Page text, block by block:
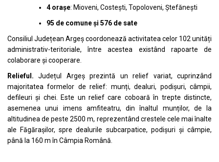
4 orașe: Mioveni, Costești, Topoloveni, Ștefănești
95 de comune și 576 de sate
Consiliul Județean Argeș coordonează activitatea celor 102 unități
administrativ-teritoriale, între acestea existând rapoarte de
colaborare și cooperare.
Relieful.Județul Argeș prezintă un relief variat, cuprinzând
majoritatea formelor de relief: munți, dealuri, podișuri, câmpii,
defileuri și chei. Este un relief care coboară în trepte distincte,
asemenea unui imens amfiteatru, din înaltul munților, de la
altitudinea de peste 2500 m, reprezentând crestele cele mai înalte
ale Făgărașilor, spre dealurile subcarpatice, podișuri și câmpie,
până la 160 m în Câmpia Română.